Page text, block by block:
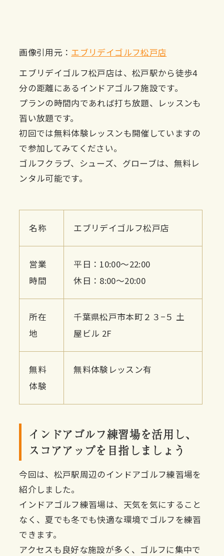
画像引用元： エブリデイゴルフ松戸店
エブリデイゴルフ松戸店は、松戸駅から徒歩4
分の距離にあるインドアゴルフ施設です。
プランの時間内であれば打ち放題、レッスンも
習い放題です。
初回では無料体験レッスンも開催していますの
で参加してみてください。
ゴルフクラブ、シューズ、グローブは、無料レ
ンタル可能です。
名称 エブリデイゴルフ松戸店
営業
時間
平日：10:00〜22:00
休日：8:00〜20:00
所在
地
千葉県松戸市本町２３−５ 土
屋ビル 2F
無料
体験
無料体験レッスン有
インドアゴルフ練習場を活用し、
スコアアップを目指しましょう
今回は、松戸駅周辺のインドアゴルフ練習場を
紹介しました。
インドアゴルフ練習場は、天気を気にすること
なく、夏でも冬でも快適な環境でゴルフを練習
できます。
アクセスも良好な施設が多く、ゴルフに集中で